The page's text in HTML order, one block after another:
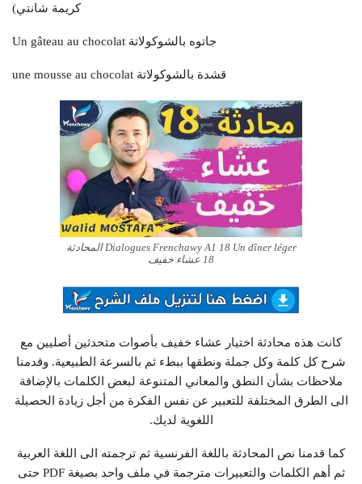
كريمة شانتي)
Un gâteau au chocolat جاتوه بالشوكولاتة
une mousse au chocolat قشدة بالشوكولاتة
Dialogues Frenchawy A1 18 Un dîner léger المحادثة
18 عشاء خفيف
كانت هذه محادثة اختيار عشاء خفيف بأصوات متحدثين أصليين مع
شرح كل كلمة وكل جملة ونطقها ببطء ثم بالسرعة الطبيعية. وقدمنا
ملاحظات بشأن النطق والمعاني المتنوعة لبعض الكلمات بالإضافة
الى الطرق المختلفة للتعبير عن نفس الفكرة من أجل زيادة الحصيلة
اللغوية لديك.
كما قدمنا نص المحادثة باللغة الفرنسية ثم ترجمته الى اللغة العربية
ثم أهم الكلمات والتعبيرات مترجمة في ملف واحد بصيغة PDF حتى